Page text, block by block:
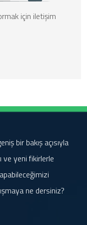
için iletişim
bir bakış açısıyla
ve yeni fikirlerle
ne dersiniz?